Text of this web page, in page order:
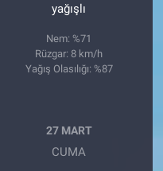
yağışlı
Nem: %71
Rüzgar: 8 km/h
Yağış Olasılığı: %87
27 MART
CUMA